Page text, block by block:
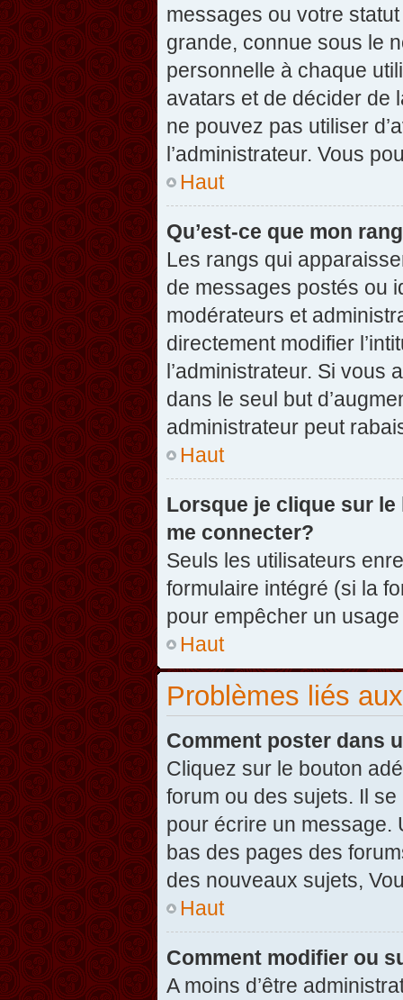
messages ou votre
grande, connue sous le
personnelle à chaque
avatars et de décider de
ne pouvez pas utiliser
l’administrateur. Vous
Haut
Qu’est-ce que mon
Les rangs qui
de messages postés ou
modérateurs et
directement modifier
l’administrateur. Si vous
dans le seul but
administrateur peut
Haut
Lorsque je clique sur
me connecter?
Seuls les utilisateurs
formulaire intégré (si la
pour empêcher un
Haut
Problèmes liés
Comment poster dans
Cliquez sur le bouton
forum ou des sujets. Il
pour écrire un message.
bas des pages des
des nouveaux sujets,
Haut
Comment modifier ou
A moins d’être